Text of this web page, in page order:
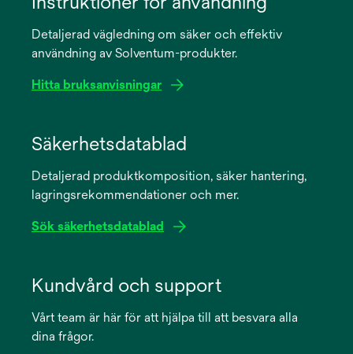
Detaljerad vägledning om säker och effektiv
användning av Solventum-produkter.
Hitta bruksanvisningar
new
Säkerhetsdatablad
Detaljerad produktkomposition, säker hantering,
lagringsrekommendationer och mer.
Sök säkerhetsdatablad
new
Kundvård och support
Vårt team är här för att hjälpa till att besvara alla
dina frågor.